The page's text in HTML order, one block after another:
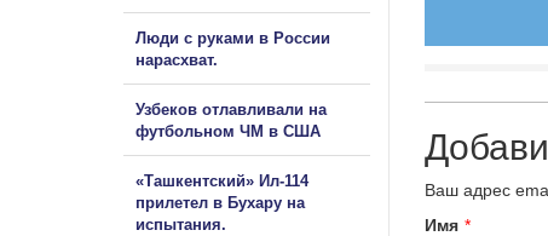
Ваш адрес
Имя *
Люди с руками в России
нарасхват.
Узбеков отлавливали на
футбольном ЧМ в США
«Ташкентский» Ил-114
прилетел в Бухару на
испытания.